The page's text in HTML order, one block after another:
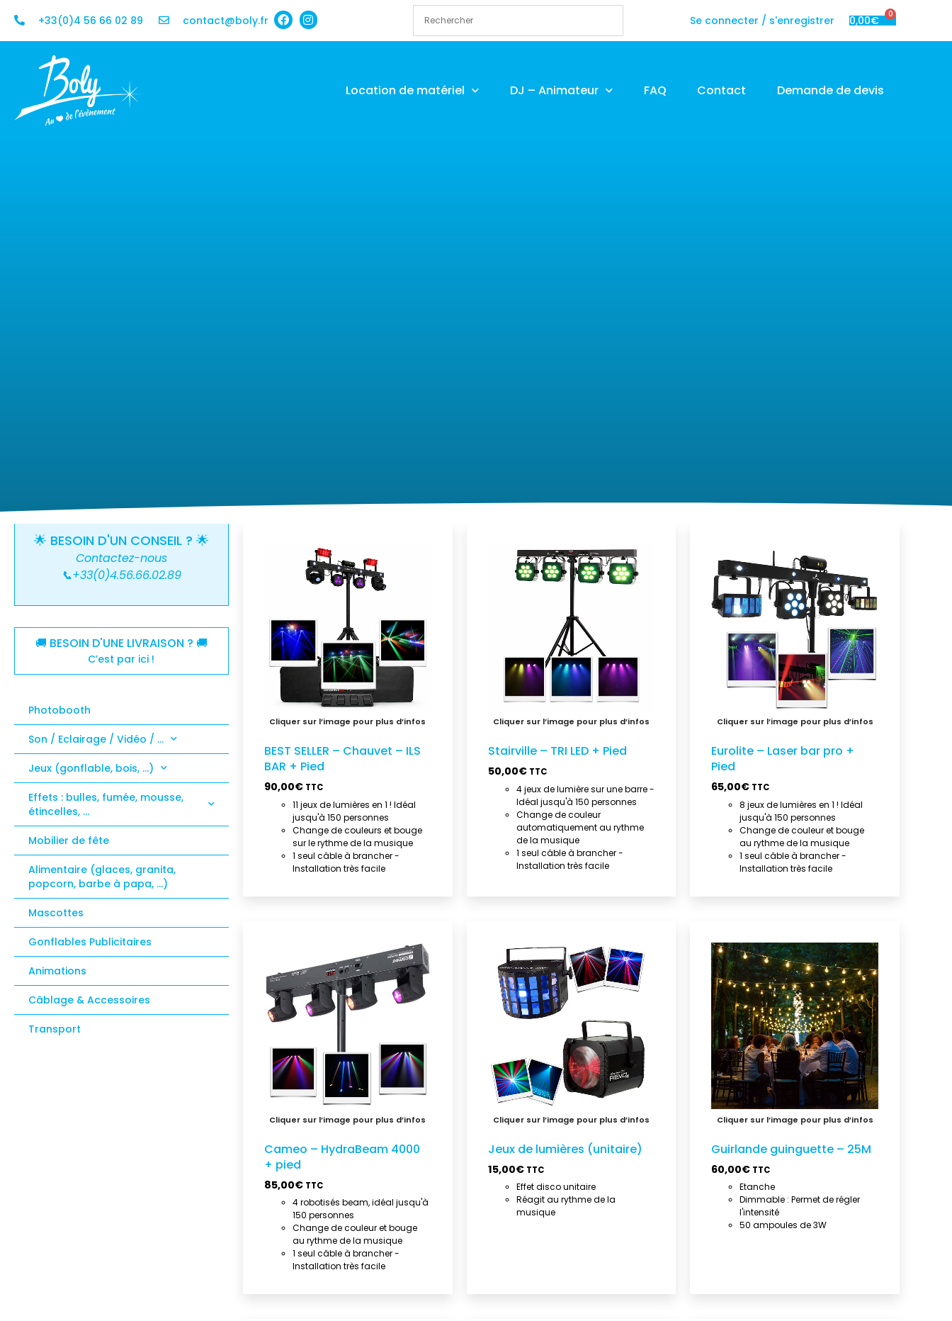
+33(0)4 56 66 02 89 contact@boly.fr Se connecter / s'enregistrer 0,00€ 0
Location de matériel DJ – Animateur FAQ Contact Demande de devis
🌟 BESOIN D'UN CONSEIL ? 🌟
Contactez-nous
📞+33(0)4.56.66.02.89
🚚 BESOIN D'UNE LIVRAISON ? 🚚
C’est par ici !
Photobooth
Son / Eclairage / Vidéo / …
Jeux (gonflable, bois, …)
Effets : bulles, fumée, mousse,
étincelles, …
Mobilier de fête
Alimentaire (glaces, granita,
popcorn, barbe à papa, …)
Mascottes
Gonflables Publicitaires
Animations
Câblage & Accessoires
Transport
BEST SELLER – Chauvet – ILS
BAR + Pied
90,00€ TTC
11 jeux de lumières en 1 ! Idéal
jusqu'à 150 personnes
Change de couleurs et bouge
sur le rythme de la musique
1 seul câble à brancher -
Installation très facile
Stairville – TRI LED + Pied
50,00€ TTC
4 jeux de lumière sur une barre -
Idéal jusqu'à 150 personnes
Change de couleur
automatiquement au rythme
de la musique
1 seul câble à brancher -
Installation très facile
Eurolite – Laser bar pro +
Pied
65,00€ TTC
8 jeux de lumières en 1 ! Idéal
jusqu'à 150 personnes
Change de couleur et bouge
au rythme de la musique
1 seul câble à brancher -
Installation très facile
Cameo – HydraBeam 4000
+ pied
85,00€ TTC
4 robotisés beam, idéal jusqu'à
150 personnes
Change de couleur et bouge
au rythme de la musique
1 seul câble à brancher -
Installation très facile
Jeux de lumières (unitaire)
15,00€ TTC
Effet disco unitaire
Réagit au rythme de la
musique
Guirlande guinguette – 25M
60,00€ TTC
Etanche
Dimmable : Permet de régler
l'intensité
50 ampoules de 3W